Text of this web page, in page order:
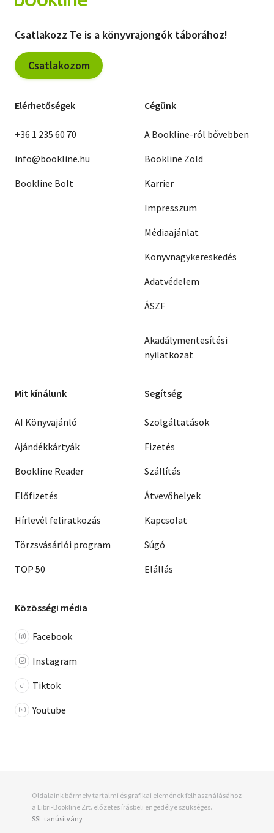
Csatlakozz Te is a könyvrajongók táborához!
Csatlakozom
Elérhetőségek
+36 1 235 60 70
info@bookline.hu
Bookline Bolt
Cégünk
A Bookline-ról bővebben
Bookline Zöld
Karrier
Impresszum
Médiaajánlat
Könyvnagykereskedés
Adatvédelem
ÁSZF
Akadálymentesítési
nyilatkozat
Mit kínálunk
AI Könyvajánló
Ajándékkártyák
Bookline Reader
Előfizetés
Hírlevél feliratkozás
Törzsvásárlói program
TOP 50
Segítség
Szolgáltatások
Fizetés
Szállítás
Átvevőhelyek
Kapcsolat
Súgó
Elállás
Közösségi média
Facebook
Instagram
Tiktok
Youtube
Oldalaink bármely tartalmi és grafikai elemének felhasználásához
a Libri-Bookline Zrt. előzetes írásbeli engedélye szükséges.
SSL tanúsítvány